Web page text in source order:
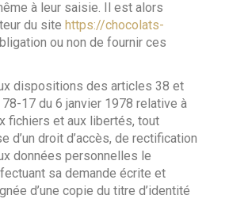
à leur saisie. Il est alors
du site https://chocolats-
ou non de fournir ces
dispositions des articles 38 et
17 du 6 janvier 1978 relative à
fichiers et aux libertés, tout
d’un droit d’accès, de rectification
données personnelles le
sa demande écrite et
d’une copie du titre d’identité